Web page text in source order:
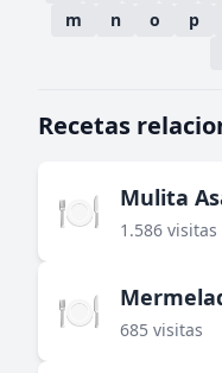
m
n o p
Recetas
🍽️ Mulita
1.586 visitas
🍽️ 685 visitas